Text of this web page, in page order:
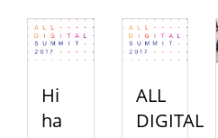
Hi
ha
ALL
DIGITAL